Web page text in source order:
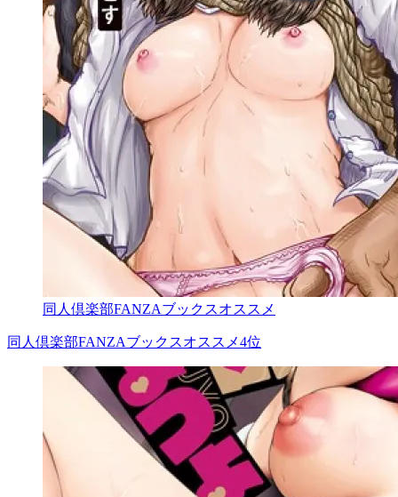
同人倶楽部FANZAブックスオススメ
同人倶楽部FANZAブックスオススメ4位